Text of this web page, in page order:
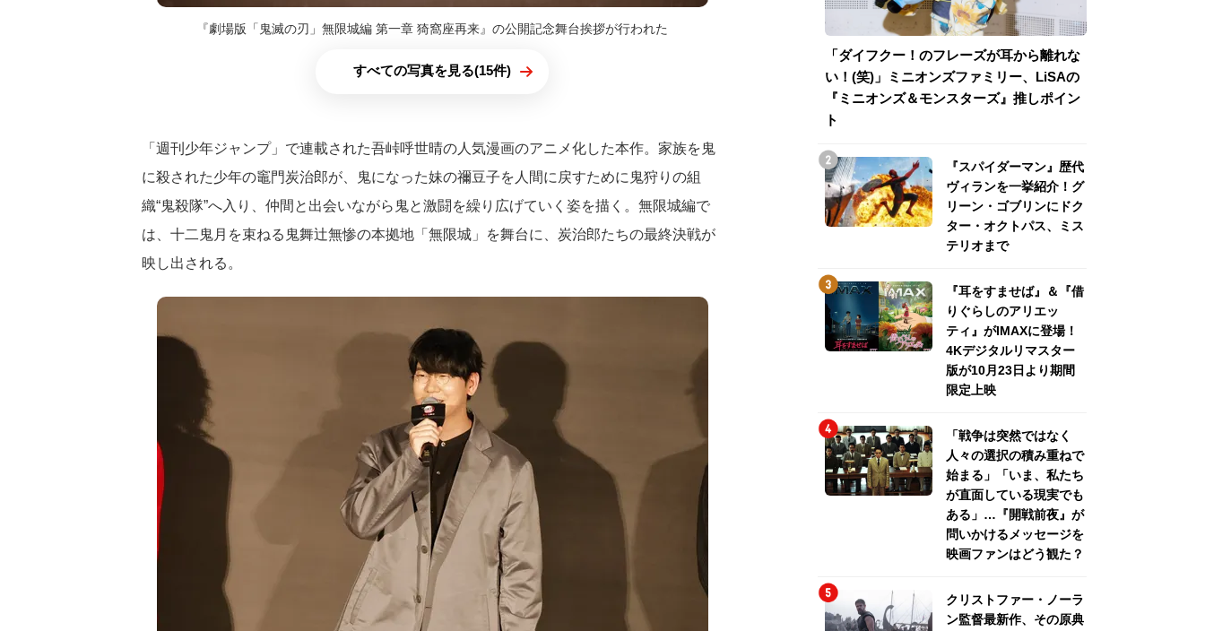
『劇場版「鬼滅の刃」無限城編 第一章 猗窩座再来』の公開記念舞台挨拶が行われた
すべての写真を見る(15件)
「週刊少年ジャンプ」で連載された吾峠呼世晴の人気漫画のアニメ化した本作。家族を鬼
に殺された少年の竈門炭治郎が、鬼になった妹の禰豆子を人間に戻すために鬼狩りの組
織“鬼殺隊”へ入り、仲間と出会いながら鬼と激闘を繰り広げていく姿を描く。無限城編で
は、十二鬼月を束ねる鬼舞辻無惨の本拠地「無限城」を舞台に、炭治郎たちの最終決戦が
映し出される。
「ダイフクー！のフレーズが耳から離れな
い！(笑)」ミニオンズファミリー、LiSAの
『ミニオンズ＆モンスターズ』推しポイン
ト
『スパイダーマン』歴代
ヴィランを一挙紹介！グ
リーン・ゴブリンにドク
ター・オクトパス、ミス
テリオまで
『耳をすませば』＆『借
りぐらしのアリエッ
ティ』がIMAXに登場！
4Kデジタルリマスター
版が10月23日より期間
限定上映
「戦争は突然ではなく
人々の選択の積み重ねで
始まる」「いま、私たち
が直面している現実でも
ある」…『開戦前夜』が
問いかけるメッセージを
映画ファンはどう観た？
クリストファー・ノーラ
ン監督最新作、その原典